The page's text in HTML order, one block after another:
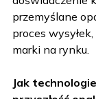
przemyślane
proces
marki na rynku.
Jak